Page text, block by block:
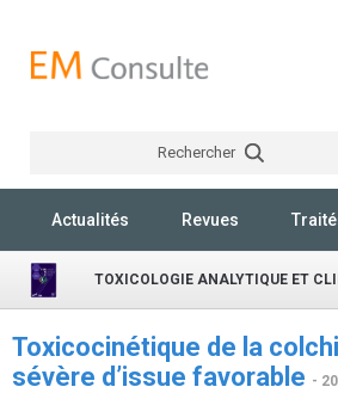
Rechercher
Actualités Revues
TOXICOLOGIE ANALYTIQUE ET
Toxicocinétique de la
sévère d’issue favorable -